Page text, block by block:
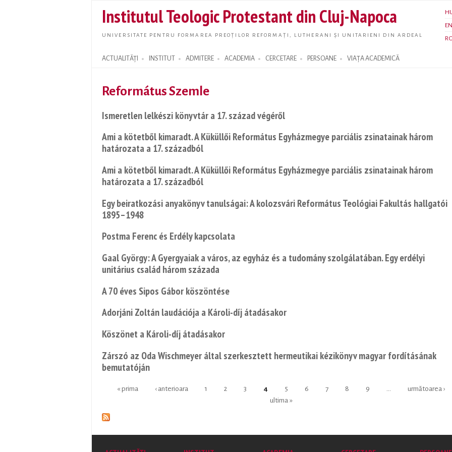
main
content
Institutul Teologic Protestant din Cluj-Napoca
UNIVERSITATE PENTRU FORMAREA PREOȚILOR REFORMAȚI, LUTHERANI ȘI UNITARIENI DIN ARDEAL
EN
ACTUALITĂȚI INSTITUT ADMITERE ACADEMIA CERCETARE PERSOANE VIAȚA ACADEMICĂ
Search form
Református Szemle
Ismeretlen lelkészi könyvtár a 17. század végéről
Ami a kötetből kimaradt. A Küküllői Református Egyházmegye parciális zsinatainak három
határozata a 17. századból
Ami a kötetből kimaradt. A Küküllői Református Egyházmegye parciális zsinatainak három
határozata a 17. századból
Egy beiratkozási anyakönyv tanulságai: A kolozsvári Református Teológiai Fakultás hallgatói
1895–1948
Postma Ferenc és Erdély kapcsolata
Gaal György: A Gyergyaiak a város, az egyház és a tudomány szolgálatában. Egy erdélyi
unitárius család három százada
A 70 éves Sipos Gábor köszöntése
Adorjáni Zoltán laudációja a Károli-díj átadásakor
Köszönet a Károli-díj átadásakor
Zárszó az Oda Wischmeyer által szerkesztett hermeutikai kézikönyv magyar fordításának
bemutatóján
Pages
« prima ‹ anterioara 1 2 3 4 5 6 7 8 9
următoarea ›
ultima »